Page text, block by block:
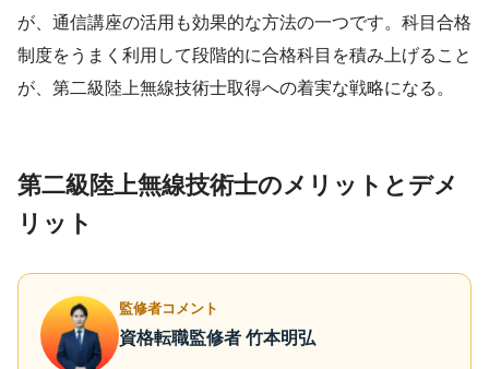
が、通信講座の活用も効果的な方法の一つです。科目合格
制度をうまく利用して段階的に合格科目を積み上げること
が、第二級陸上無線技術士取得への着実な戦略になる。
第二級陸上無線技術士のメリットとデメ
リット
監修者コメント
資格転職監修者 竹本明弘